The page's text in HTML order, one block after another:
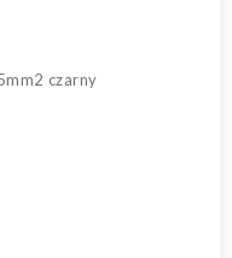
czarny